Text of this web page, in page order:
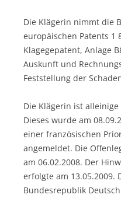
Die Klägerin nimmt die
europäischen Patents 1
Klagegepatent, Anlage
Auskunft und
Feststellung der
Die Klägerin ist
Dieses wurde am
einer französischen
angemeldet. Die
am 06.02.2008. Der
erfolgte am 13.05.2009.
Bundesrepublik